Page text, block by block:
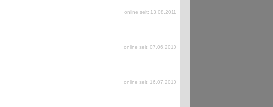
online seit: 13.08.2011
online seit: 07.06.2010
online seit: 16.07.2010